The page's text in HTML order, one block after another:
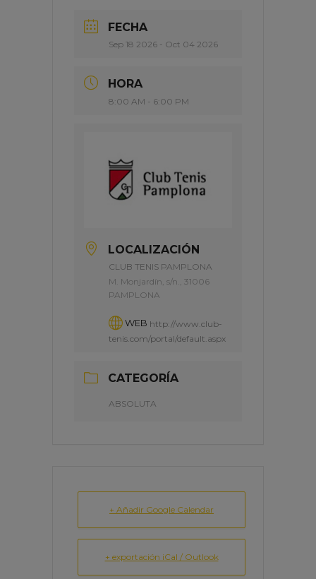
FECHA
Sep 18 2026 - Oct 04 2026
HORA
8:00 AM - 6:00 PM
LOCALIZACIÓN
CLUB TENIS PAMPLONA
M. Monjardín, s/n., 31006
PAMPLONA
WEB http://www.club-
tenis.com/portal/default.aspx
CATEGORÍA
ABSOLUTA
+ Añadir Google Calendar
+ exportación iCal / Outlook